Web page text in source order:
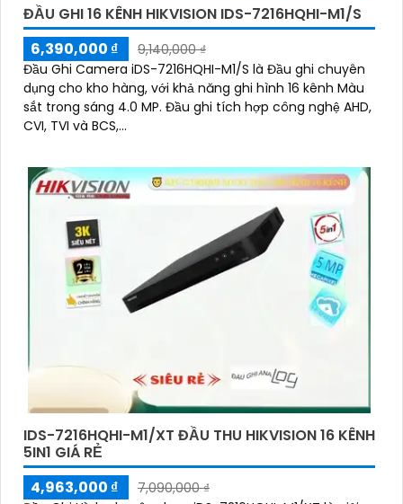
ĐẦU GHI 16 KÊNH HIKVISION IDS-7216HQHI-M1/S
6,390,000 ₫
9,140,000 ₫
Đầu Ghi Camera iDS-7216HQHI-M1/S là Đầu ghi chuyên
dụng cho kho hàng, với khả năng ghi hình 16 kênh Màu
sắt trong sáng 4.0 MP. Đầu ghi tích hợp công nghệ AHD,
CVI, TVI và BCS,...
IDS-7216HQHI-M1/XT ĐẦU THU HIKVISION 16 KÊNH
5IN1 GIÁ RẺ
4,963,000 ₫
7,090,000 ₫